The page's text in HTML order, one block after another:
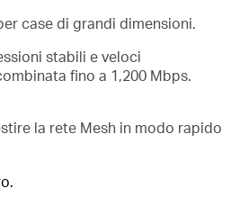
case di grandi dimensioni.
stabili e veloci
fino a 1,200 Mbps.
la rete Mesh in modo rapido